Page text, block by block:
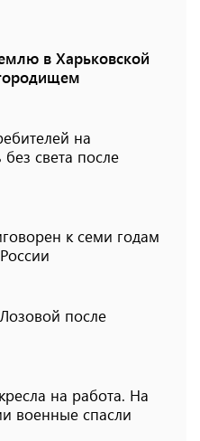
в Харьковской
на
света после
к семи годам
после
на работа. На
военные спасли